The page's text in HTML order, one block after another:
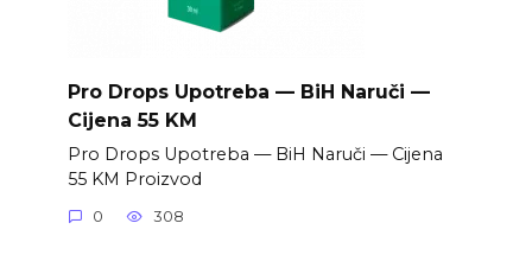
Pro Drops Upotreba — BiH Naruči —
Cijena 55 KM
Pro Drops Upotreba — BiH Naruči — Cijena
55 KM Proizvod
0 308